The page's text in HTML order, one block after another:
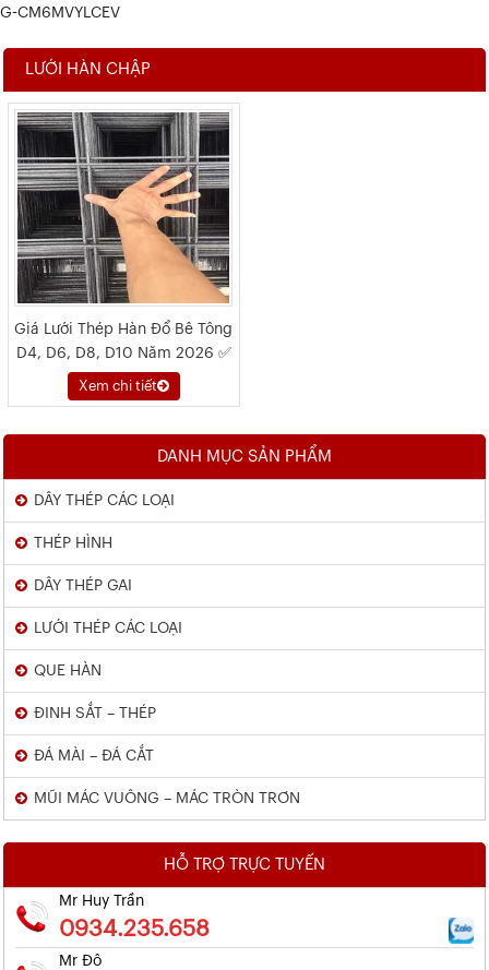
G-CM6MVYLCEV
LƯỚI HÀN CHẬP
Giá Lưới Thép Hàn Đổ Bê Tông
D4, D6, D8, D10 Năm 2026 ✅
Xem chi tiết
DANH MỤC SẢN PHẨM
DÂY THÉP CÁC LOẠI
THÉP HÌNH
DÂY THÉP GAI
LƯỚI THÉP CÁC LOẠI
QUE HÀN
ĐINH SẮT – THÉP
ĐÁ MÀI – ĐÁ CẮT
MŨI MÁC VUÔNG – MÁC TRÒN TRƠN
HỖ TRỢ TRỰC TUYẾN
Mr Huy Trần
0934.235.658
Mr Đô